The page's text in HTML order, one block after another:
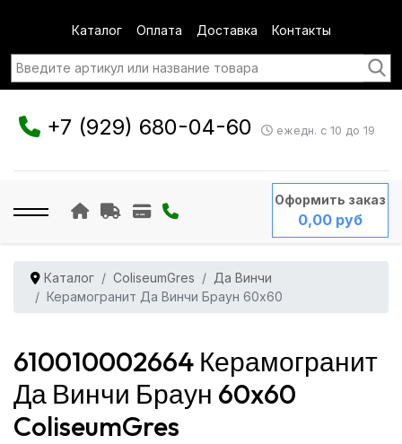
Каталог Оплата Доставка Контакты
+7 (929) 680-04-60 ежедн. с 10 до 19
Оформить заказ
0,00 руб
Каталог ColiseumGres
Да Винчи
Керамогранит Да Винчи Браун 60x60
610010002664 Керамогранит
Да Винчи Браун 60x60
ColiseumGres